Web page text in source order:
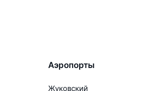
Аэропорты
Жуковский